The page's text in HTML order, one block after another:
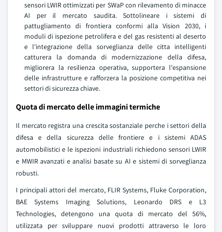
sensori LWIR ottimizzati per SWaP con rilevamento di minacce
AI per il mercato saudita. Sottolineare i sistemi di
pattugliamento di frontiera conformi alla Vision 2030, i
moduli di ispezione petrolifera e del gas resistenti al deserto
e l'integrazione della sorveglianza delle citta intelligenti
catturera la domanda di modernizzazione della difesa,
migliorera la resilienza operativa, supportera l'espansione
delle infrastrutture e rafforzera la posizione competitiva nei
settori di sicurezza chiave.
Quota di mercato delle immagini termiche
Il mercato registra una crescita sostanziale perche i settori della
difesa e della sicurezza delle frontiere e i sistemi ADAS
automobilistici e le ispezioni industriali richiedono sensori LWIR
e MWIR avanzati e analisi basate su AI e sistemi di sorveglianza
robusti.
I principali attori del mercato, FLIR Systems, Fluke Corporation,
BAE Systems Imaging Solutions, Leonardo DRS e L3
Technologies, detengono una quota di mercato del 56%,
utilizzata per sviluppare nuovi prodotti attraverso le loro